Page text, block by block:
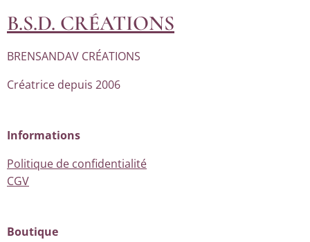
B.S.D. CRÉATIONS
BRENSANDAV CRÉATIONS
Créatrice depuis 2006
Informations
Politique de confidentialité
CGV
Boutique